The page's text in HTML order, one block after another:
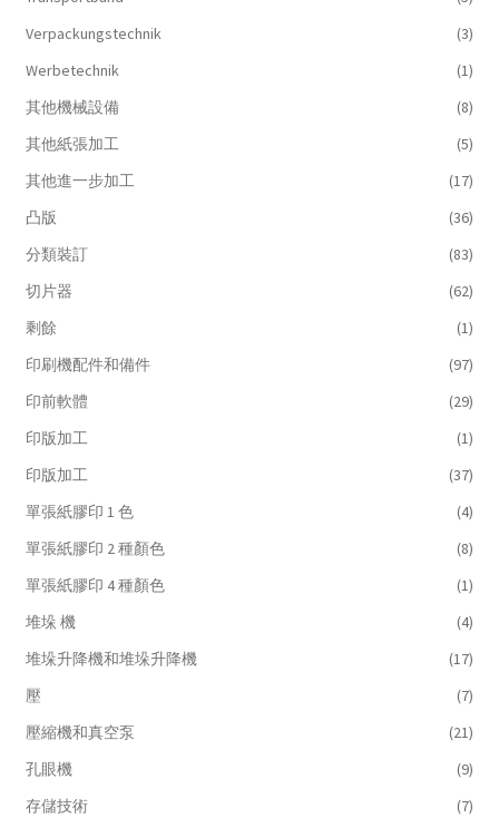
Verpackungstechnik
(3)
Werbetechnik
(1)
其他機械設備
(8)
其他紙張加工
(5)
其他進一步加工
(17)
凸版
(36)
分類裝訂
(83)
切片器
(62)
剩餘
(1)
印刷機配件和備件
(97)
印前軟體
(29)
印版加工
(1)
印版加工
(37)
單張紙膠印 1 色
(4)
單張紙膠印 2 種顏色
(8)
單張紙膠印 4 種顏色
(1)
堆垛 機
(4)
堆垛升降機和堆垛升降機
(17)
壓
(7)
壓縮機和真空泵
(21)
孔眼機
(9)
存儲技術
(7)